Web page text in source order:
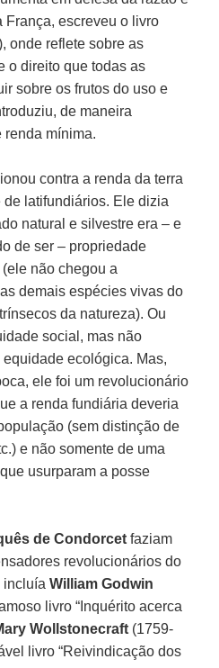
França, escreveu o livro
onde reflete sobre as
o direito que todas as
sobre os frutos do uso e
de maneira
renda mínima.
contra a renda da terra
latifundiários. Ele dizia
natural e silvestre era – e
de ser – propriedade
não chegou a
demais espécies vivas do
da natureza). Ou
social, mas não
ecológica. Mas,
ele foi um revolucionário
a renda fundiária deveria
(sem distinção de
e não somente de uma
usurparam a posse
de Condorcet faziam
revolucionários do
incluíaWilliam Godwin
livro “Inquérito acerca
Wollstonecraft (1759-
livro “Reivindicação dos